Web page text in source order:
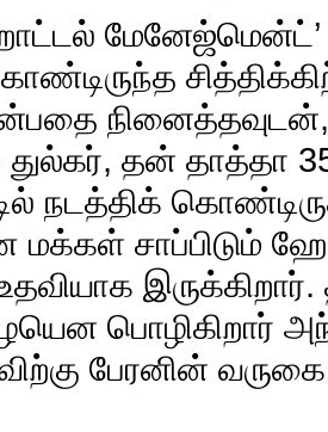
மேனேஜ்மென்ட்’
நினைத்தவுடன்,
தன் தாத்தா
நடத்திக்
மக்கள் சாப்பிடும்
பொழிகிறார்
பேரனின் வருகை